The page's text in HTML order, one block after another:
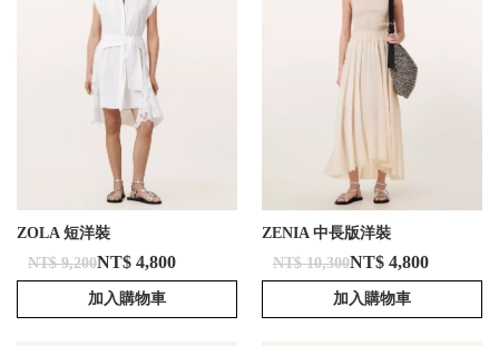
ZOLA 短洋裝
NT$ 9,200NT$ 4,800
加入購物車
ZENIA 中長版洋裝
NT$ 10,300NT$ 4,800
加入購物車